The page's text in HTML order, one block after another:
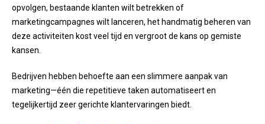
opvolgen, bestaande klanten wilt betrekken of
marketingcampagnes wilt lanceren, het handmatig beheren van
deze activiteiten kost veel tijd en vergroot de kans op gemiste
kansen.
Bedrijven hebben behoefte aan een slimmere aanpak van
marketing—één die repetitieve taken automatiseert en
tegelijkertijd zeer gerichte klantervaringen biedt.